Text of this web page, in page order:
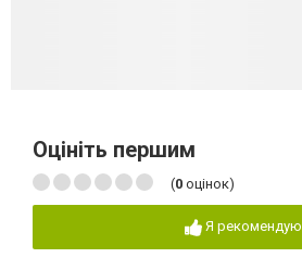
Оцініть першим
(0 оцінок)
Я рекомендую